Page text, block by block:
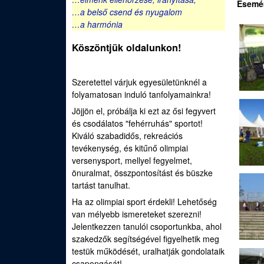
d
S
p
o
r
á
u…a belső csend és nyugalom
…a harmónia
Köszöntjük oldalunkon!
Szeretettel várjuk egyesületünknél a
folyamatosan induló tanfolyamainkra!
Jöjjön el, próbálja ki ezt az ősi fegyvert
és csodálatos "fehérruhás" sportot!
Kiváló szabadidős, rekreációs
tevékenység, és kitűnő olimpiai
versenysport, mellyel fegyelmet,
önuralmat, összpontosítást és büszke
tartást tanulhat.
Ha az olimpiai sport érdekli! Lehetőség
van mélyebb ismereteket szerezni!
Jelentkezzen tanulói csoportunkba, ahol
szakedzők segítségével figyelhetik meg
testük működését, uralhatják gondolataik